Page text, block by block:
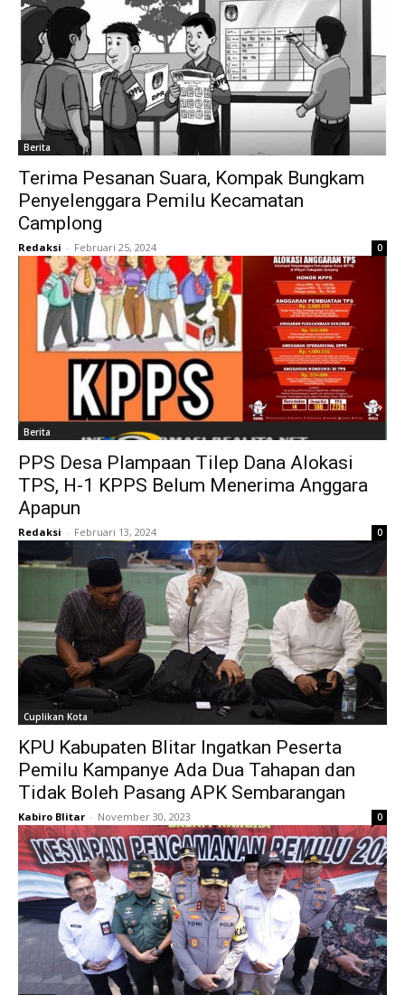
Berita
Terima Pesanan Suara, Kompak Bungkam
Penyelenggara Pemilu Kecamatan
Camplong
Redaksi - Februari 25, 2024 0
Berita
PPS Desa Plampaan Tilep Dana Alokasi
TPS, H-1 KPPS Belum Menerima Anggara
Apapun
Redaksi - Februari 13, 2024 0
Cuplikan Kota
KPU Kabupaten Blitar Ingatkan Peserta
Pemilu Kampanye Ada Dua Tahapan dan
Tidak Boleh Pasang APK Sembarangan
Kabiro Blitar - November 30, 2023 0